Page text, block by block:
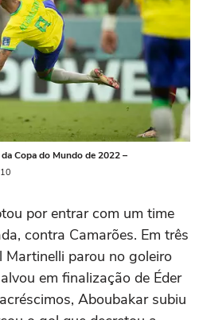
Copa do Mundo de 2022 –
por entrar com um time
contra Camarões. Em três
Martinelli parou no goleiro
em finalização de Éder
Aboubakar subiu